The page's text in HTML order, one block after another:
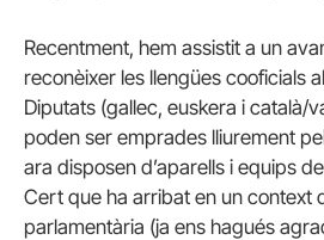
Recentment, hem assistit a un
reconèixer les llengües cooficials
Diputats (gallec, euskera i català/
poden ser emprades lliurement
ara disposen d’aparells i equips
Cert que ha arribat en un context
parlamentària (ja ens hagués